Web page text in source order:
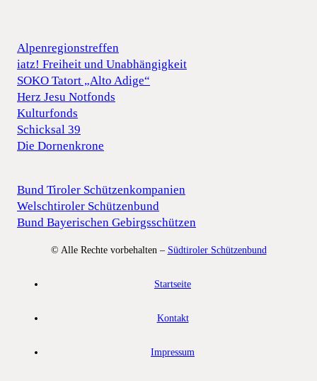
Alpenregionstreffen
iatz! Freiheit und Unabhängigkeit
SOKO Tatort „Alto Adige“
Herz Jesu Notfonds
Kulturfonds
Schicksal 39
Die Dornenkrone
Bund Tiroler Schützenkompanien
Welschtiroler Schützenbund
Bund Bayerischen Gebirgsschützen
© Alle Rechte vorbehalten – Südtiroler Schützenbund
Startseite
Kontakt
Impressum